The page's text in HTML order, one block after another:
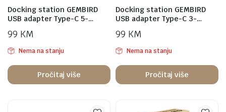
Docking station GEMBIRD
USB adapter Type-C 5-…
99 KM
Nema na stanju
Pročitaj više
Docking station GEMBIRD
USB adapter Type-C 3-…
99 KM
Nema na stanju
Pročitaj više